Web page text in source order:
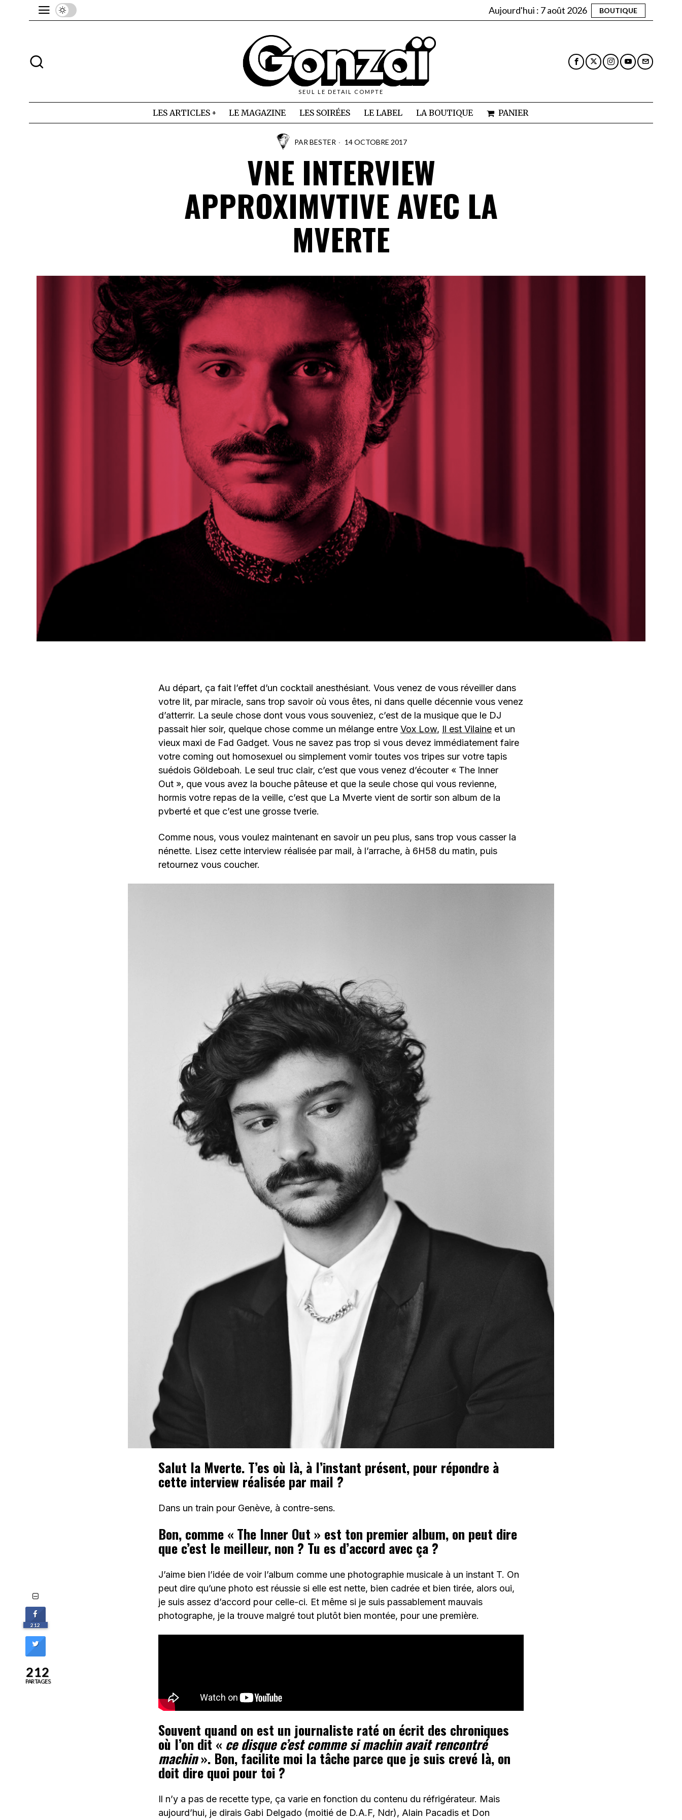
Aujourd'hui : 7 août 2026 BOUTIQUE
SEUL LE DETAIL COMPTE
LES ARTICLES LE MAGAZINE LES SOIRÉES LE LABEL LA BOUTIQUE PANIER
PAR BESTER 14 OCTOBRE 2017
VNE INTERVIEW
APPROXIMVTIVE AVEC LA
MVERTE
Au départ, ça fait l’effet d’un cocktail anesthésiant. Vous venez de vous réveiller dans
votre lit, par miracle, sans trop savoir où vous êtes, ni dans quelle décennie vous venez
d’atterrir. La seule chose dont vous vous souveniez, c’est de la musique que le DJ
passait hier soir, quelque chose comme un mélange entre Vox Low, Il est Vilaine et un
vieux maxi de Fad Gadget. Vous ne savez pas trop si vous devez immédiatement faire
votre coming out homosexuel ou simplement vomir toutes vos tripes sur votre tapis
suédois Göldeboah. Le seul truc clair, c’est que vous venez d’écouter « The Inner
Out », que vous avez la bouche pâteuse et que la seule chose qui vous revienne,
hormis votre repas de la veille, c’est que La Mverte vient de sortir son album de la
pvberté et que c’est une grosse tverie.
Comme nous, vous voulez maintenant en savoir un peu plus, sans trop vous casser la
nénette. Lisez cette interview réalisée par mail, à l’arrache, à 6H58 du matin, puis
retournez vous coucher.
Salut la Mverte. T’es où là, à l’instant présent, pour répondre à
cette interview réalisée par mail ?
Dans un train pour Genève, à contre-sens.
Bon, comme « The Inner Out » est ton premier album, on peut dire
que c’est le meilleur, non ? Tu es d’accord avec ça ?
J’aime bien l’idée de voir l’album comme une photographie musicale à un instant T. On
peut dire qu’une photo est réussie si elle est nette, bien cadrée et bien tirée, alors oui,
je suis assez d’accord pour celle-ci. Et même si je suis passablement mauvais
photographe, je la trouve malgré tout plutôt bien montée, pour une première.
Souvent quand on est un journaliste raté on écrit des chroniques
où l’on dit « ce disque c’est comme si machin avait rencontré
machin». Bon, facilite moi la tâche parce que je suis crevé là, on
doit dire quoi pour toi ?
Il n’y a pas de recette type, ça varie en fonction du contenu du réfrigérateur. Mais
aujourd’hui, je dirais Gabi Delgado (moitié de D.A.F, Ndr), Alain Pacadis et Don
212
212
PARTAGES